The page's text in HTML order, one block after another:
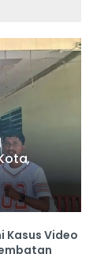
Kasus Video